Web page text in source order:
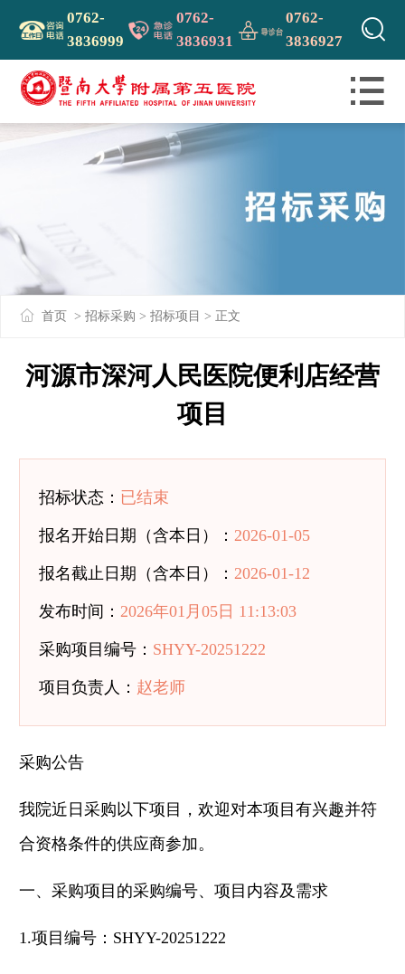
0762-
3836999
0762-
3836931
0762-
3836927

 首页 > 招标采购 > 招标项目 > 正文
河源市深河人民医院便利店经营
项目
招标状态： 已结束
报名开始日期（含本日）： 2026-01-05
报名截止日期（含本日）： 2026-01-12
发布时间： 2026年01月05日 11:13:03
采购项目编号： SHYY-20251222
项目负责人： 赵老师
采购公告
我院近日采购以下项目，欢迎对本项目有兴趣并符
合资格条件的供应商参加。
一、采购项目的采购编号、项目内容及需求
1.项目编号：SHYY-20251222